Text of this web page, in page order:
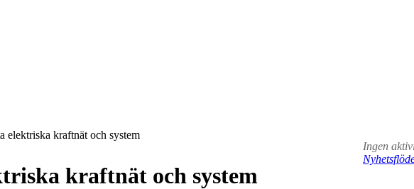
elektriska kraftnät och system
kraftnät och system
Ingen